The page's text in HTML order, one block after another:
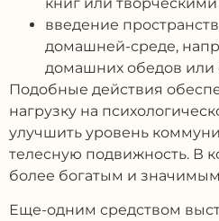
введение
домашней-среде,
домашних обедов или
Подобные действия
нагрузку на
улучшить уровень
телесную подвижность. В
более богатым и
Еще-одним средством